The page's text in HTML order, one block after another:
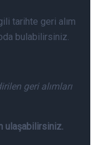
2026
tarihte geri alım
bulabilirsiniz.
geri alımları
ulaşabilirsiniz.